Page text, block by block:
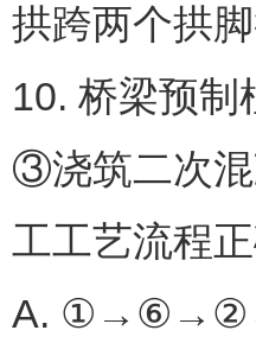
拱跨两个拱
10. 桥梁预
③浇筑二次
工工艺流程正
A.